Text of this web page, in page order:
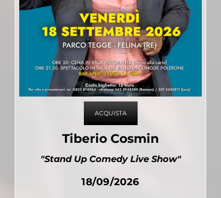
ACQUISTA
Tiberio Cosmin
"Stand Up Comedy Live Show"
18/09/2026